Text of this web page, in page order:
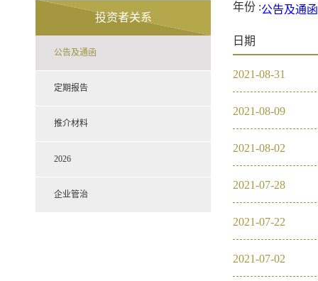
投资者关系
公告及通函
2021
2020
2019
2018
定期报告
推介材料
2026
企业管治
年份 :公告及通函
推介材料
2026
日期
2021-08-31
2021-08-09
2021-08-02
2021-07-28
2021-07-22
2021-07-02